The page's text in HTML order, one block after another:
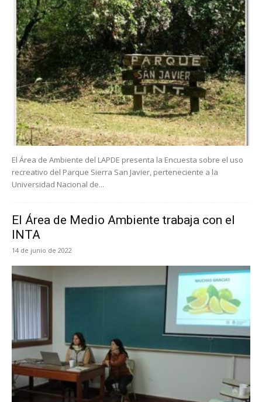
El Área de Ambiente del LAPDE presenta la Encuesta sobre el uso
recreativo del Parque Sierra San Javier, perteneciente a la
Universidad Nacional de...
El Área de Medio Ambiente trabaja con el
INTA
14 de junio de 2022